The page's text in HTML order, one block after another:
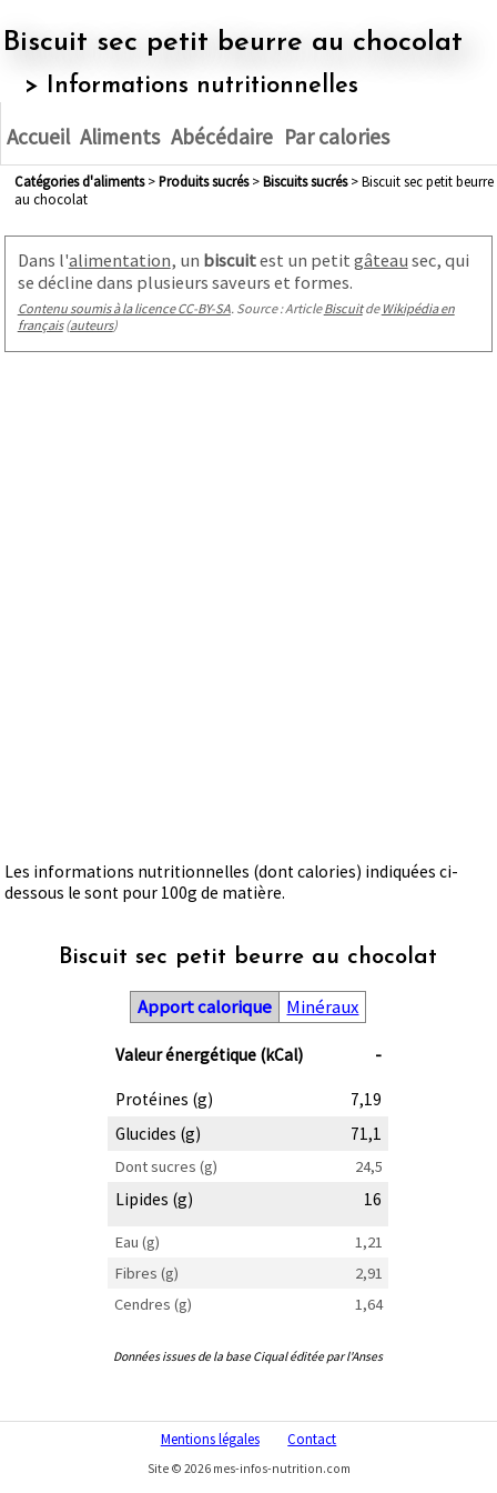
Biscuit sec petit beurre au chocolat
> Informations nutritionnelles
Accueil Aliments Abécédaire Par calories
Catégories d'aliments> produits sucrés> biscuits sucrés> Biscuit sec petit beurre
au chocolat
Dans l'alimentation, un biscuitest un petit gâteau sec, qui
se décline dans plusieurs saveurs et formes.
Contenu soumis à la licence CC-BY-SA. Source : ArticleBiscuitde Wikipédia en
français(auteurs)
Les informations nutritionnelles (dont calories) indiquées ci-
dessous le sont pour 100g de matière.
Biscuit sec petit beurre au chocolat
Apport calorique Minéraux
Valeur énergétique (kCal) -
Protéines (g)
7,19
Glucides (g)
71,1
Dont sucres (g) 24,5
Lipides (g) 16
Eau (g)
1,21
Fibres (g)
2,91
Cendres (g)
1,64
Données issues de la base Ciqual éditée par l'Anses
Mentions légales Contact
Site © 2026 mes-infos-nutrition.com